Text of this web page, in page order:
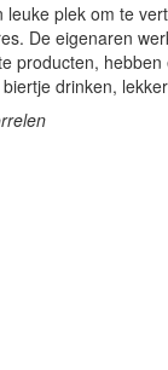
plek om te
De eigenaren
producten,
drinken,